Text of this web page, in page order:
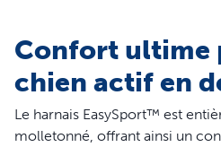
Confort ultime
chien actif en
Le harnais EasySport™ est
molletonné, offrant ainsi un